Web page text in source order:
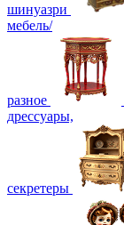
шинуазри
мебель/
разное
дрессуары,
секретеры